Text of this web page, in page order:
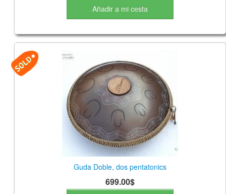
Añadir a mi cesta
Guda Doble, dos pentatonics
699.00$